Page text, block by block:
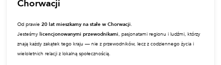
UPDATED:
AUTHOR:ANNA ŠALAMON